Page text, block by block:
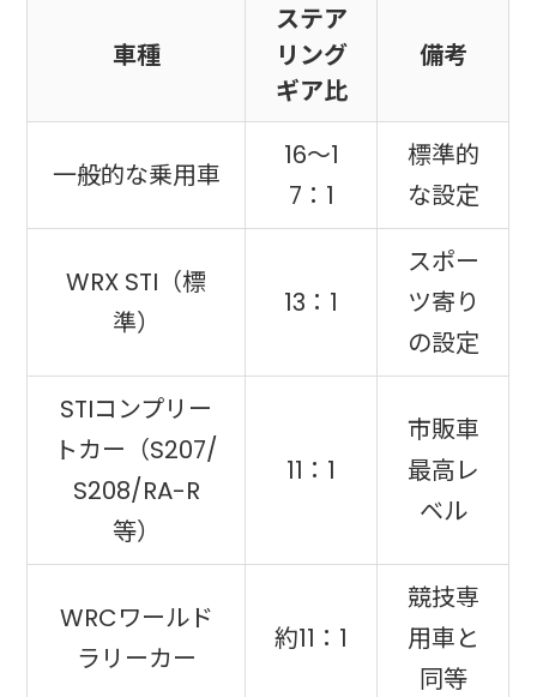
車種
ステア
リング
ギア比
備考
一般的な乗用車
16〜1
7：1
標準的
な設定
WRX STI（標
準）
13：1
スポー
ツ寄り
の設定
STIコンプリー
トカー（S207/
S208/RA-R
等）
11：1
市販車
最高レ
ベル
WRCワールド
ラリーカー
約11：1
競技専
用車と
同等